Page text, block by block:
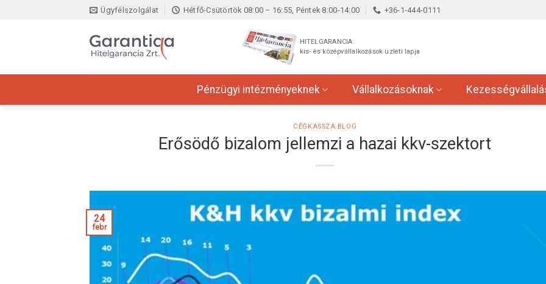
Ügyfélszolgálat Hétfő-Csütörtök 08:00 – 16:55, Péntek 8:00-14:00 +36-1-444-0111
HITELGARANCIA
kis- és középvállalkozások üzleti lapja
Pénzügyi intézményeknek Vállalkozásoknak
CÉGKASSZA BLOG
Erősödő bizalom jellemzi a hazai kkv-szektort
24
febr